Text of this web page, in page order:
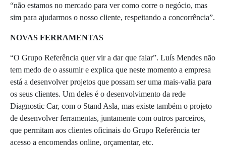
“não estamos no mercado para ver como corre o negócio, mas
sim para ajudarmos o nosso cliente, respeitando a concorrência”.
NOVAS FERRAMENTAS
“O Grupo Referência quer vir a dar que falar”. Luís Mendes não
tem medo de o assumir e explica que neste momento a empresa
está a desenvolver projetos que possam ser uma mais‐valia para
os seus clientes. Um deles é o desenvolvimento da rede
Diagnostic Car, com o Stand Asla, mas existe também o projeto
de desenvolver ferramentas, juntamente com outros parceiros,
que permitam aos clientes oficinais do Grupo Referência ter
acesso a encomendas online, orçamentar, etc.